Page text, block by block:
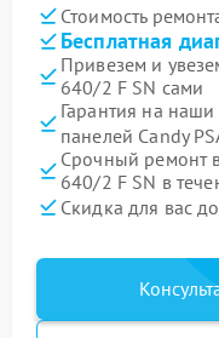
Стоимость
Бесплатная
Привезем и
640/2 F SN сами
Гарантия на
панелей Candy
Срочный ремонт
640/2 F SN в
Скидка для вас до